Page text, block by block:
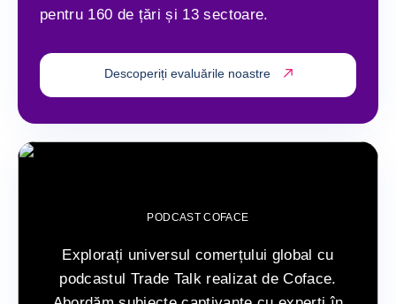
pentru 160 de țări și 13 sectoare.
Descoperiți evaluările noastre
PODCAST COFACE
Explorați universul comerțului global cu
podcastul Trade Talk realizat de Coface.